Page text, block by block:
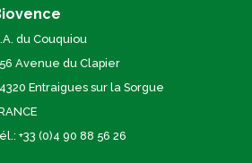
du Couquiou
Avenue du Clapier
Entraigues sur la Sorgue
+33 (0)4 90 88 56 26